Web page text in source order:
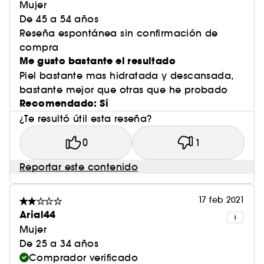
Mujer
De 45 a 54 años
Reseña espontánea sin confirmación de
compra
Me gusto bastante el resultado
Piel bastante mas hidratada y descansada,
bastante mejor que otras que he probado
Recomendado: Sí
¿Te resultó útil esta reseña?
0 1
Reportar este contenido
17 feb 2021
Arial44
Mujer
De 25 a 34 años
Comprador verificado